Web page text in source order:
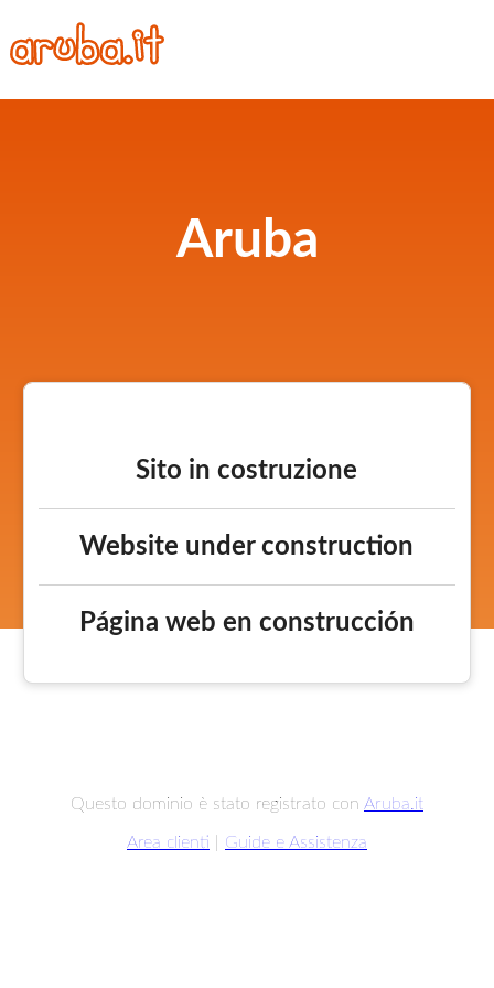
Aruba
Sito in costruzione
Website under construction
Página web en construcción
Questo dominio è stato registrato con Aruba.it
Area clienti Guide e Assistenza